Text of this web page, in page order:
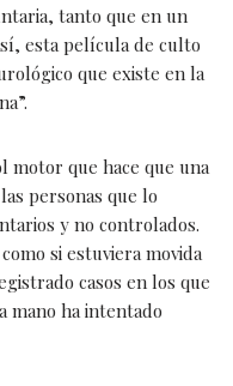
tanto que en un
esta película de culto
que existe en la
que hace que una
personas que lo
y no controlados.
si estuviera movida
casos en los que
mano ha intentado